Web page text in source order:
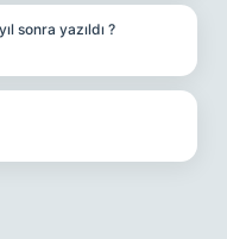
sonra yazıldı ?